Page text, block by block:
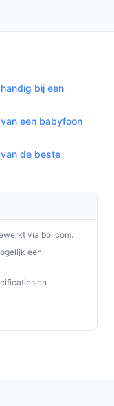
bij een
een babyfoon
de beste
via bol.com.
een
en